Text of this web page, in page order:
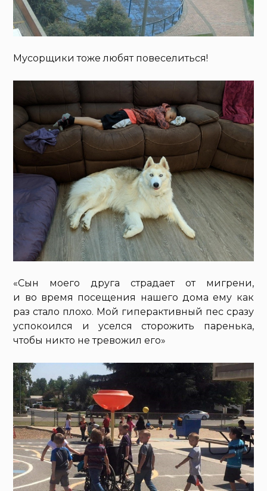
Мусорщики тоже любят повеселиться!
«Сын моего друга страдает от мигрени,
и во время посещения нашего дома ему как
раз стало плохо. Мой гиперактивный пес сразу
успокоился и уселся сторожить паренька,
чтобы никто не тревожил его»